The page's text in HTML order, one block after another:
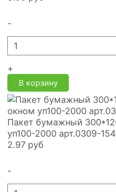
-
+
В корзину
Пакет бумажный
уп100-2000 арт.0309-154
2.97 руб
-